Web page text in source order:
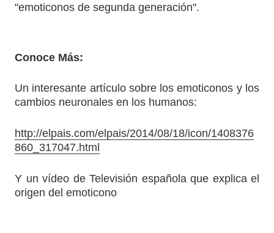
"emoticonos de segunda generación".
Conoce Más:
Un interesante artículo sobre los emoticonos y los
cambios neuronales en los humanos:
http://elpais.com/elpais/2014/08/18/icon/1408376
860_317047.html
Y un vídeo de Televisión española que explica el
origen del emoticono